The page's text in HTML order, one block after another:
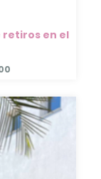
retiros en el